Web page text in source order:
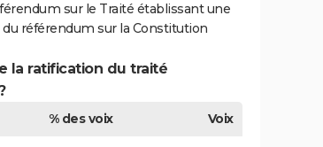
sur le Traité établissant une
référendum sur la Constitution
la ratification du traité
% des voix
Voix